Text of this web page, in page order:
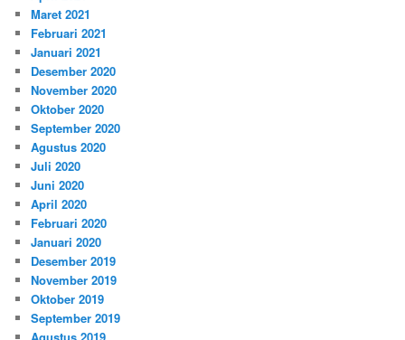
Maret 2021
Februari 2021
Januari 2021
Desember 2020
November 2020
Oktober 2020
September 2020
Agustus 2020
Juli 2020
Juni 2020
April 2020
Februari 2020
Januari 2020
Desember 2019
November 2019
Oktober 2019
September 2019
Agustus 2019